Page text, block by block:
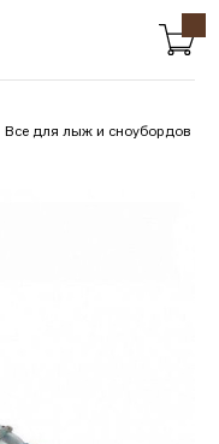
Все для лыж и сноубордов